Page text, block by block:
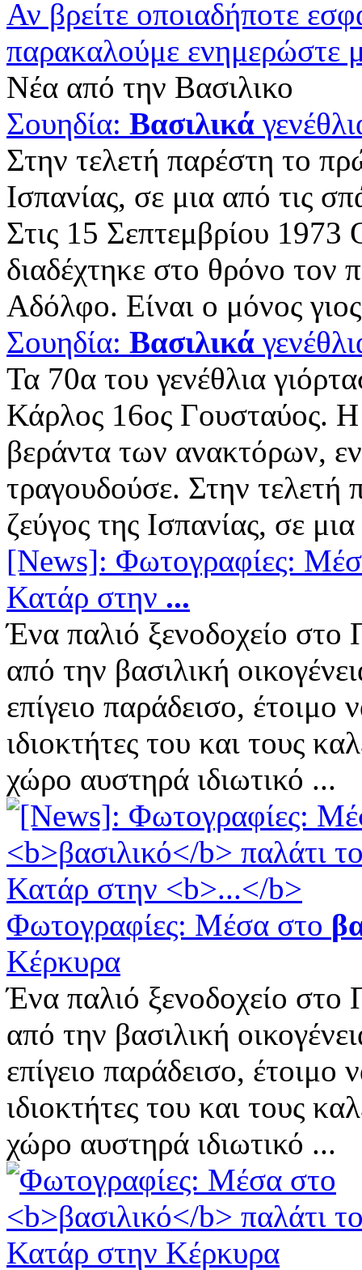
Αν βρείτε οποιαδήποτε
παρακαλούμε ενημερώστε
Νέα από την Βασιλικο
Σουηδία: Βασιλικά
Στην τελετή παρέστη το
Ισπανίας, σε μια από τις
Στις 15 Σεπτεμβρίου
διαδέχτηκε στο θρόνο
Αδόλφο. Είναι ο μόνος
Σουηδία: Βασιλικά
Τα 70α του γενέθλια
Κάρλος 16ος Γουσταύος. Η
βεράντα των ανακτόρων,
τραγουδούσε. Στην
ζεύγος της Ισπανίας, σε
[News]: Φωτογραφίες:
Κατάρ στην ...
Ένα παλιό ξενοδοχείο στο
από την βασιλική
επίγειο παράδεισο, έτοιμο
ιδιοκτήτες του και τους
χώρο αυστηρά ιδιωτικό ...
Φωτογραφίες: Μέσα στο
Κέρκυρα
Ένα παλιό ξενοδοχείο στο
από την βασιλική
επίγειο παράδεισο, έτοιμο
ιδιοκτήτες του και τους
χώρο αυστηρά ιδιωτικό ...